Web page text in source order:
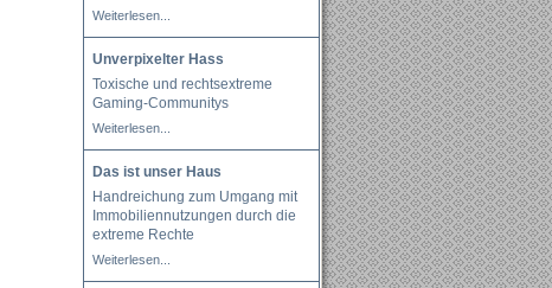
Weiterlesen...
Unverpixelter Hass
Toxische und rechtsextreme
Gaming-Communitys
Weiterlesen...
Das ist unser Haus
Handreichung zum Umgang mit
Immobiliennutzungen durch die
extreme Rechte
Weiterlesen...